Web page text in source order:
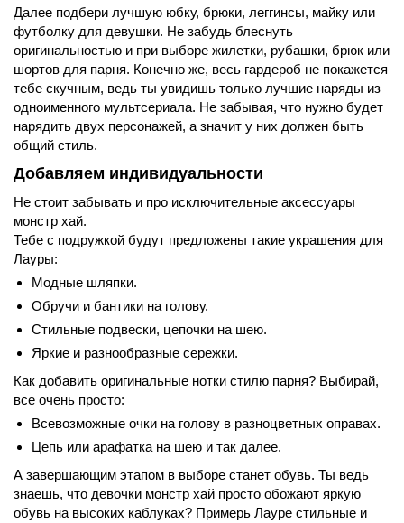
Далее подбери лучшую юбку, брюки, леггинсы, майку или
футболку для девушки. Не забудь блеснуть
оригинальностью и при выборе жилетки, рубашки, брюк или
шортов для парня. Конечно же, весь гардероб не покажется
тебе скучным, ведь ты увидишь только лучшие наряды из
одноименного мультсериала. Не забывая, что нужно будет
нарядить двух персонажей, а значит у них должен быть
общий стиль.
Добавляем индивидуальности
Не стоит забывать и про исключительные аксессуары
монстр хай.
Тебе с подружкой будут предложены такие украшения для
Лауры:
Модные шляпки.
Обручи и бантики на голову.
Стильные подвески, цепочки на шею.
Яркие и разнообразные сережки.
Как добавить оригинальные нотки стилю парня? Выбирай,
все очень просто:
Всевозможные очки на голову в разноцветных оправах.
Цепь или арафатка на шею и так далее.
А завершающим этапом в выборе станет обувь. Ты ведь
знаешь, что девочки монстр хай просто обожают яркую
обувь на высоких каблуках? Примерь Лауре стильные и